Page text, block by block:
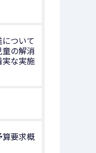
ついて
の解消
実な実施
要求概